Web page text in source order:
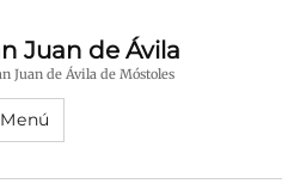
Juan de Ávila
Juan de Ávila de Móstoles
Menú